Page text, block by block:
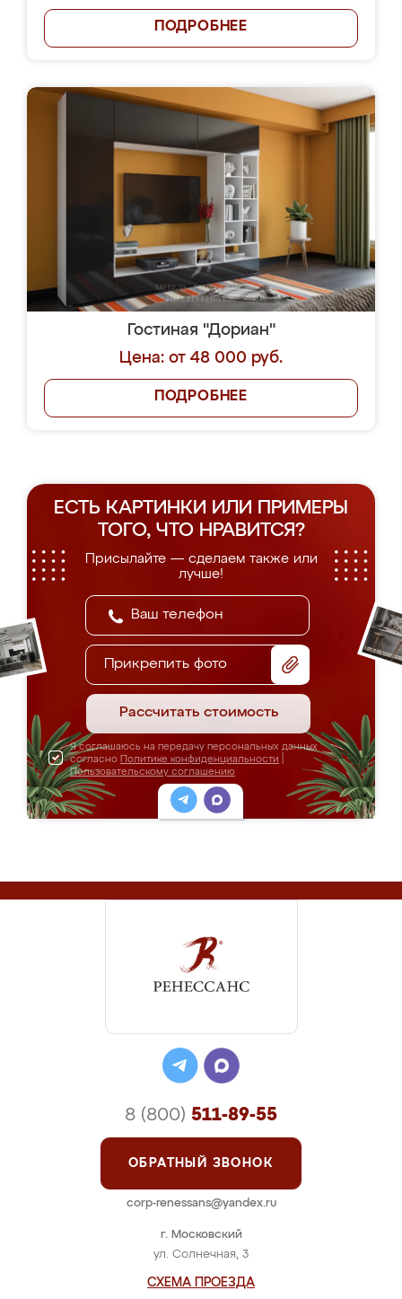
ПОДРОБНЕЕ
Гостиная "Дориан"
Цена: от 48 000 руб.
ПОДРОБНЕЕ
ЕСТЬ КАРТИНКИ ИЛИ ПРИМЕРЫ
ТОГО, ЧТО НРАВИТСЯ?
Присылайте — сделаем также или
лучше!
Прикрепить фото
Рассчитать стоимость
Я соглашаюсь на передачу персональных данных
согласно Политике конфиденциальности
Пользовательскому соглашению
г. Московский
ул. Солнечная, 3
СХЕМА ПРОЕЗДА
8 (800) 511-89-55
ОБРАТНЫЙ ЗВОНОК
corp-renessans@yandex.ru